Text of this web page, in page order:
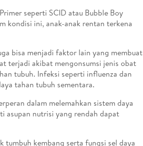
seperti SCID atau Bubble Boy
kondisi ini, anak-anak rentan terkena
bisa menjadi faktor lain yang membuat
terjadi akibat mengonsumsi jenis obat
tubuh. Infeksi seperti influenza dan
tahan tubuh sementara.
dalam melemahkan sistem daya
asupan nutrisi yang rendah dapat
kembang serta fungsi sel daya